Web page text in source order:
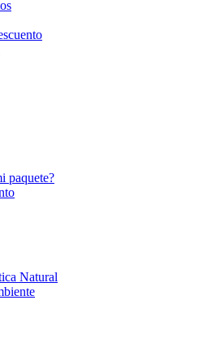
paquete?
Natural